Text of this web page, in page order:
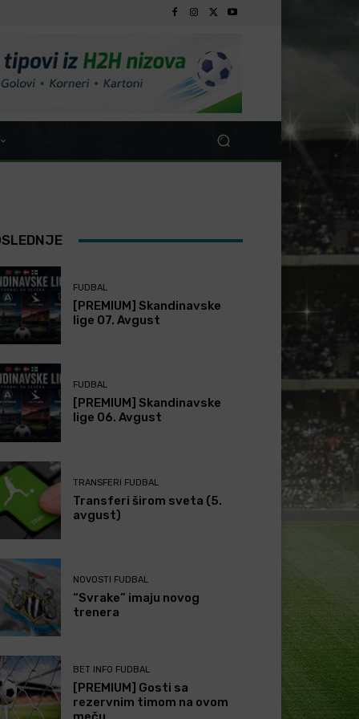
FUDBAL
[PREMIUM] Skandinavske
lige 07. Avgust
FUDBAL
[PREMIUM] Skandinavske
lige 06. Avgust
TRANSFERI FUDBAL
Transferi širom sveta (5.
avgust)
NOVOSTI FUDBAL
“Svrake” imaju novog
trenera
BET INFO FUDBAL
[PREMIUM] Gosti sa
rezervnim timom na ovom